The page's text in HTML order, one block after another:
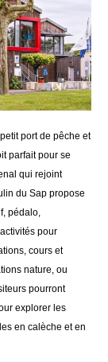
port de pêche et
parfait pour se
qui rejoint
du Sap propose
pédalo,
pour
cours et
nature, ou
pourront
explorer les
en calèche et en